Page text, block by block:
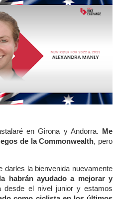
en Girona y Andorra.
Me
de la Commonwealth, pero
darles la bienvenida nuevamente
habrán ayudado a mejorar y
desde el nivel junior y estamos